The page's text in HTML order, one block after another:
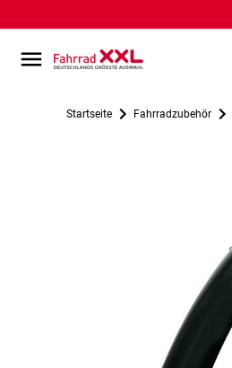
Startseite Fahrradzubehör